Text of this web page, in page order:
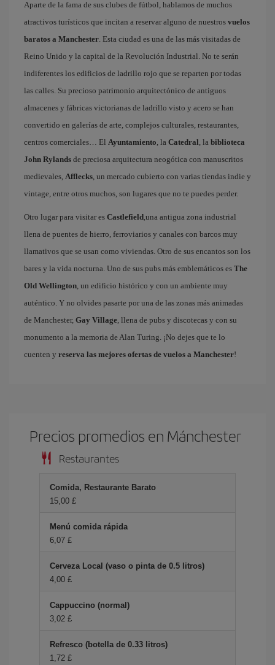
Aparte de la fama de sus clubes de fútbol, hablamos de muchos
atractivos turísticos que incitan a reservar alguno de nuestros vuelos
baratos a Manchester. Esta ciudad es una de las más visitadas de
Reino Unido y la capital de la Revolución Industrial. No te serán
indiferentes los edificios de ladrillo rojo que se reparten por todas
las calles. Su precioso patrimonio arquitectónico de antiguos
almacenes y fábricas victorianas de ladrillo visto y acero se han
convertido en galerías de arte, complejos culturales, restaurantes,
centros comerciales… El Ayuntamiento, la Catedral, la biblioteca
John Rylands de preciosa arquitectura neogótica con manuscritos
medievales, Afflecks, un mercado cubierto con varias tiendas indie y
vintage, entre otros muchos, son lugares que no te puedes perder.
Otro lugar para visitar es Castlefield,una antigua zona industrial
llena de puentes de hierro, ferroviarios y canales con barcos muy
llamativos que se usan como viviendas. Otro de sus encantos son los
bares y la vida nocturna. Uno de sus pubs más emblemáticos es The
Old Wellington, un edificio histórico y con un ambiente muy
auténtico. Y no olvides pasarte por una de las zonas más animadas
de Manchester, Gay Village, llena de pubs y discotecas y con su
monumento a la memoria de Alan Turing. ¡No dejes que te lo
cuenten y reserva las mejores ofertas de vuelos a Manchester!
Precios promedios en Mánchester
Restaurantes
Comida, Restaurante Barato
15,00 £
Menú comida rápida
6,07 £
Cerveza Local (vaso o pinta de 0.5 litros)
4,00 £
Cappuccino (normal)
3,02 £
Refresco (botella de 0.33 litros)
1,72 £